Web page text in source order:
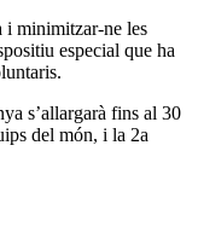
i minimitzar-ne les
especial que ha
s’allargarà fins al 30
del món, i la 2a